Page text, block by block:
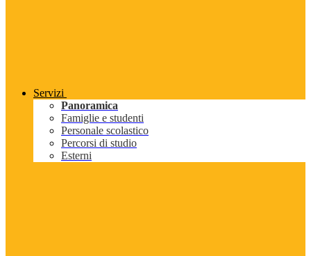
Servizi
Panoramica
Famiglie e studenti
Personale scolastico
Percorsi di studio
Esterni